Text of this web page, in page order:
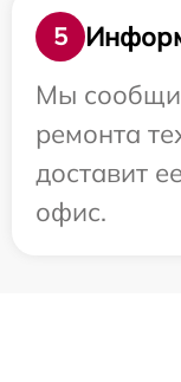
5
Мы
ремонта
доставит
офис.